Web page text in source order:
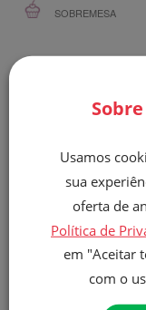
SOBREMESA
Receitas
Usamos
sua
oferta de
Política de
em "Aceitar
com o